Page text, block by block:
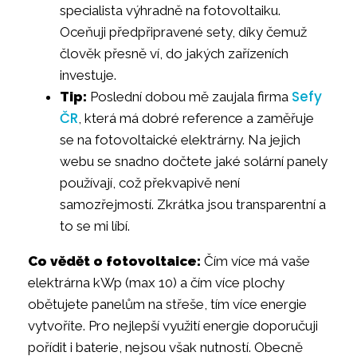
specialista výhradně na fotovoltaiku.
Oceňuji předpřipravené sety, díky čemuž
člověk přesně ví, do jakých zařízeních
investuje.
Tip: Poslední dobou mě zaujala firma Sefy
ČR, která má dobré reference a zaměřuje
se na fotovoltaické elektrárny. Na jejich
webu se snadno dočtete jaké solární panely
používají, což překvapivě není
samozřejmostí. Zkrátka jsou transparentní a
to se mi líbí.
Co vědět o fotovoltaice: Čím více má vaše
elektrárna kWp (max 10) a čím více plochy
obětujete panelům na střeše, tím více energie
vytvoříte. Pro nejlepší využití energie doporučuji
pořídit i baterie, nejsou však nutností. Obecně